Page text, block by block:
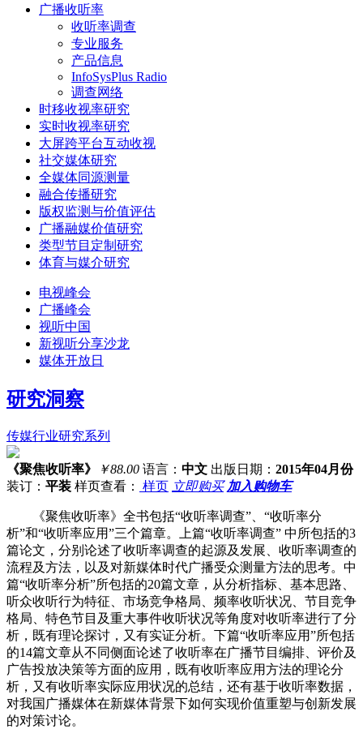
广播收听率
收听率调查
专业服务
产品信息
InfoSysPlus Radio
调查网络
时移收视率研究
实时收视率研究
大屏跨平台互动收视
社交媒体研究
全媒体同源测量
融合传播研究
版权监测与价值评估
广播融媒价值研究
类型节目定制研究
体育与媒介研究
电视峰会
广播峰会
视听中国
新视听分享沙龙
媒体开放日
研究洞察
传媒行业研究系列
《聚焦收听率》 ￥88.00 语言： 中文 出版日期： 2015年04月份
装订： 平装 样页查看： 样页 立即购买 加入购物车
《聚焦收听率》全书包括“收听率调查”、“收听率分
析”和“收听率应用”三个篇章。上篇“收听率调查” 中所包括的3
篇论文，分别论述了收听率调查的起源及发展、收听率调查的
流程及方法，以及对新媒体时代广播受众测量方法的思考。中
篇“收听率分析”所包括的20篇文章，从分析指标、基本思路、
听众收听行为特征、市场竞争格局、频率收听状况、节目竞争
格局、特色节目及重大事件收听状况等角度对收听率进行了分
析，既有理论探讨，又有实证分析。下篇“收听率应用”所包括
的14篇文章从不同侧面论述了收听率在广播节目编排、评价及
广告投放决策等方面的应用，既有收听率应用方法的理论分
析，又有收听率实际应用状况的总结，还有基于收听率数据，
对我国广播媒体在新媒体背景下如何实现价值重塑与创新发展
的对策讨论。